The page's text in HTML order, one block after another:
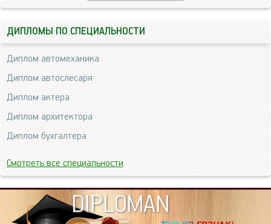
ДИПЛОМЫ ПО СПЕЦИАЛЬНОСТИ
Диплом автомеханика
Диплом автослесаря
Диплом актера
Диплом архитектора
Диплом бухгалтера
Смотреть все специальности
DIPLOMAN